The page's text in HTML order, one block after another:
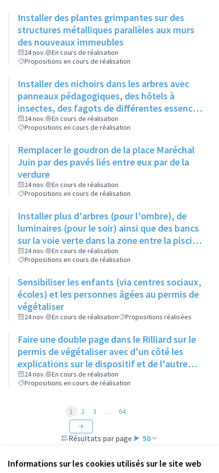
Informations sur les cookies utilisés sur le site web
Installer des plantes grimpantes sur des
structures métalliques parallèles aux murs
des nouveaux immeubles
24 nov.
En cours de réalisation
Propositions en cours de réalisation
Installer des nichoirs dans les arbres avec
panneaux pédagogiques, des hôtels à
insectes, des fagots de différentes essences
pour stimuler la biodiversité sur la place du
Château à la Roue
24 nov.
En cours de réalisation
Propositions en cours de réalisation
Remplacer le goudron de la place Maréchal
Juin par des pavés liés entre eux par de la
verdure
24 nov.
En cours de réalisation
Propositions en cours de réalisation
Installer plus d'arbres (pour l'ombre), de
luminaires (pour le soir) ainsi que des bancs
sur la voie verte dans la zone entre la piscine
et la rue de l'Industrie
24 nov.
En cours de réalisation
Propositions en cours de réalisation
Sensibiliser les enfants (via centres sociaux,
écoles) et les personnes âgées au permis de
végétaliser
24 nov. En cours de réalisation Propositions réalisées
Faire une double page dans le Rilliard sur le
permis de végétaliser avec d'un côté les
explications sur le dispositif et de l'autre
côté des exemples concrets de lieux à
investir
24 nov.
En cours de réalisation
Propositions en cours de réalisation
Résultats par page : 50
1 2 3 … 64